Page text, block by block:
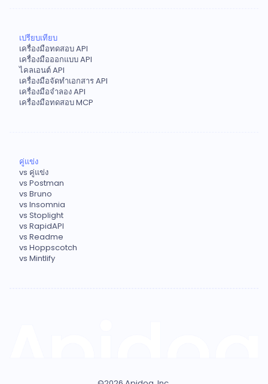
เปรียบเทียบ
เครื่องมือทดสอบ API
เครื่องมือออกแบบ API
ไคลเอนต์ API
เครื่องมือจัดทำเอกสาร API
เครื่องมือจำลอง API
เครื่องมือทดสอบ MCP
คู่แข่ง
vs คู่แข่ง
vs Postman
vs Bruno
vs Insomnia
vs Stoplight
vs RapidAPI
vs Readme
vs Hoppscotch
vs Mintlify